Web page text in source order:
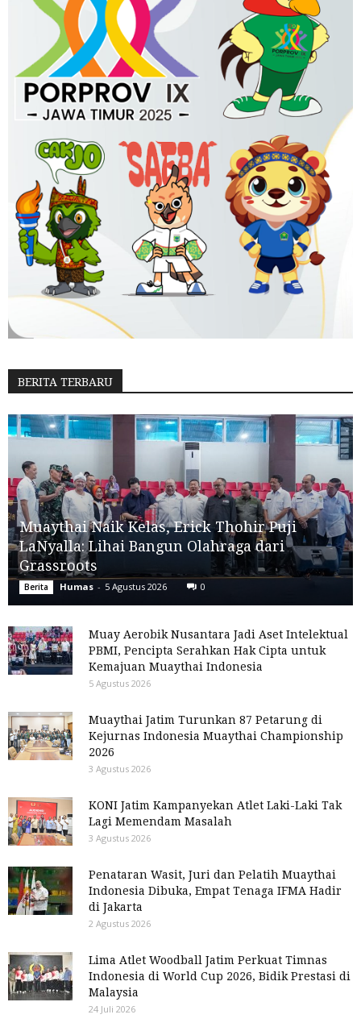
BERITA TERBARU
Muaythai Naik Kelas, Erick Thohir Puji
LaNyalla: Lihai Bangun Olahraga dari
Grassroots
Berita Humas - 5 Agustus 2026 0
Muay Aerobik Nusantara Jadi Aset Intelektual
PBMI, Pencipta Serahkan Hak Cipta untuk
Kemajuan Muaythai Indonesia
5 Agustus 2026
Muaythai Jatim Turunkan 87 Petarung di
Kejurnas Indonesia Muaythai Championship
2026
3 Agustus 2026
KONI Jatim Kampanyekan Atlet Laki-Laki Tak
Lagi Memendam Masalah
3 Agustus 2026
Penataran Wasit, Juri dan Pelatih Muaythai
Indonesia Dibuka, Empat Tenaga IFMA Hadir
di Jakarta
2 Agustus 2026
Lima Atlet Woodball Jatim Perkuat Timnas
Indonesia di World Cup 2026, Bidik Prestasi di
Malaysia
24 Juli 2026